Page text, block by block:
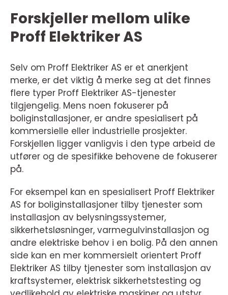
Forskjeller mellom ulike
Proff Elektriker AS
Selv om Proff Elektriker AS er et anerkjent
merke, er det viktig å merke seg at det finnes
flere typer Proff Elektriker AS-tjenester
tilgjengelig. Mens noen fokuserer på
boliginstallasjoner, er andre spesialisert på
kommersielle eller industrielle prosjekter.
Forskjellen ligger vanligvis i den type arbeid de
utfører og de spesifikke behovene de fokuserer
på.
For eksempel kan en spesialisert Proff Elektriker
AS for boliginstallasjoner tilby tjenester som
installasjon av belysningssystemer,
sikkerhetsløsninger, varmegulvinstallasjon og
andre elektriske behov i en bolig. På den annen
side kan en mer kommersielt orientert Proff
Elektriker AS tilby tjenester som installasjon av
kraftsystemer, elektrisk sikkerhetstesting og